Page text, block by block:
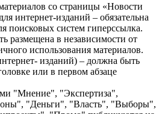
со страницы «Новости
интернет-изданий – обязательна
поисковых систем гиперссылка.
размещена в независимости от
использования материалов.
изданий) – должна быть
или в первом абзаце
"Мнение", "Экспертиза",
"Деньги", "Власть", "Выборы",